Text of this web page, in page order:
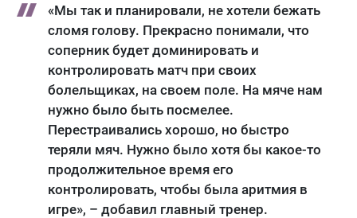
«Мы так и планировали, не хотели бежать
сломя голову. Прекрасно понимали, что
соперник будет доминировать и
контролировать матч при своих
болельщиках, на своем поле. На мяче нам
нужно было быть посмелее.
Перестраивались хорошо, но быстро
теряли мяч. Нужно было хотя бы какое-то
продолжительное время его
контролировать, чтобы была аритмия в
игре», – добавил главный тренер.